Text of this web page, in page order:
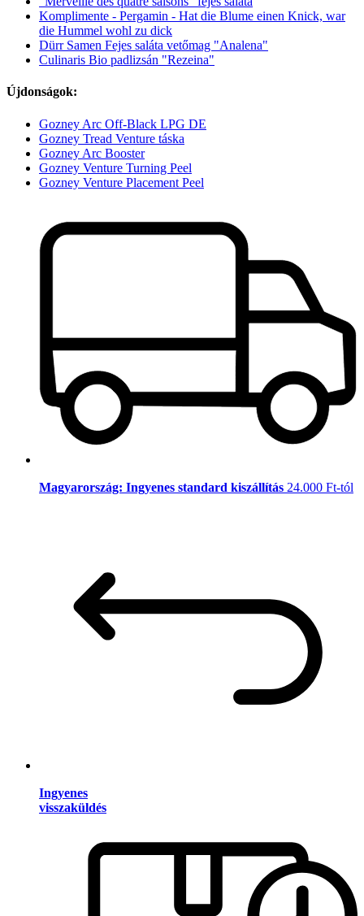
Komplimente - Pergamin - Hat die Blume einen Knick, war
die Hummel wohl zu dick
Dürr Samen Fejes saláta vetőmag "Analena"
Culinaris Bio padlizsán "Rezeina"
Újdonságok:
Gozney Arc Off-Black LPG DE
Gozney Tread Venture táska
Gozney Arc Booster
Gozney Venture Turning Peel
Gozney Venture Placement Peel
Magyarország: Ingyenes standard kiszállítás 24.000 Ft-tól
Ingyenes
visszaküldés